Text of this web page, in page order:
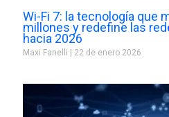
Wi-Fi 7: la tecnología que
millones y redefine las
hacia 2026
Maxi Fanelli 22 de enero 2026